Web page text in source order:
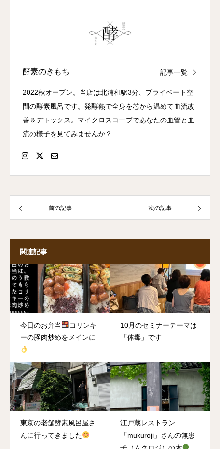
酵素のきもち 記事一覧
2022秋オープン。当店は北浦和駅3分、プライベート空
間の酵素風呂です。発酵熱で全身を芯から温めて血流改
善＆デトックス。マイクロスコープであなたの血管と血
流の様子を見てみませんか？
前の記事 次の記事
関連記事
今日のお弁当
コリンキ
ーの豚肉炒めをメインに
10月のセミナーテーマは
「体毒」です
東京の老舗酵素風呂屋さ
んに行ってきました
江戸蔵レストラン
「mukuroji」さんの無患